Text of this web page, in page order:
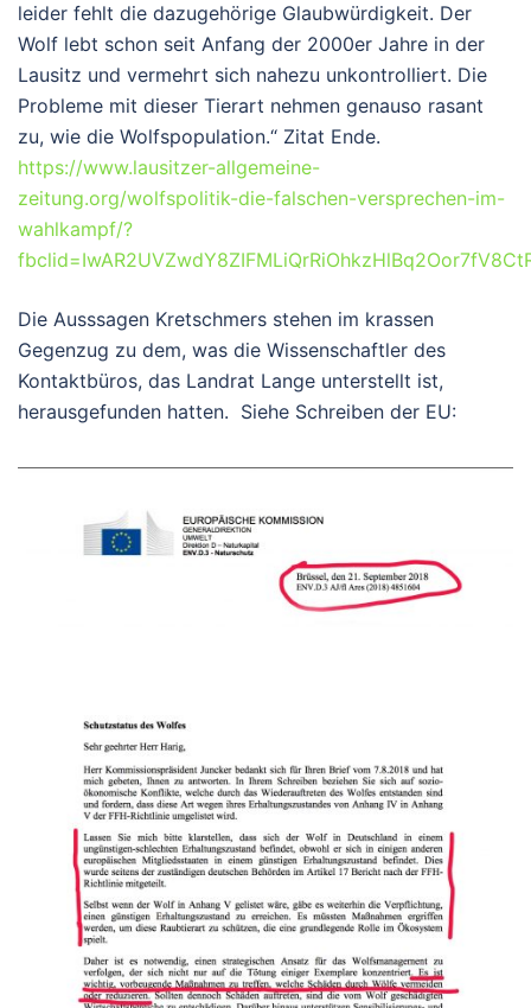
leider fehlt die dazugehörige Glaubwürdigkeit. Der
Wolf lebt schon seit Anfang der 2000er Jahre in der
Lausitz und vermehrt sich nahezu unkontrolliert. Die
Probleme mit dieser Tierart nehmen genauso rasant
zu, wie die Wolfspopulation.“ Zitat Ende.
https://www.lausitzer-allgemeine-
zeitung.org/wolfspolitik-die-falschen-versprechen-im-
wahlkampf/?
Die Ausssagen Kretschmers stehen im krassen
Gegenzug zu dem, was die Wissenschaftler des
Kontaktbüros, das Landrat Lange unterstellt ist,
herausgefunden hatten. Siehe Schreiben der EU: